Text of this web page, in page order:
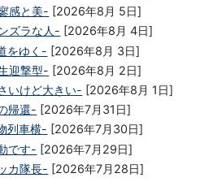
感と美- [2026年8月 5日]
ズラな人- [2026年8月 4日]
をゆく- [2026年8月 3日]
迎撃型- [2026年8月 2日]
いけど大きい- [2026年8月 1日]
帰還- [2026年7月31日]
列車横- [2026年7月30日]
です- [2026年7月29日]
カ隊長- [2026年7月28日]